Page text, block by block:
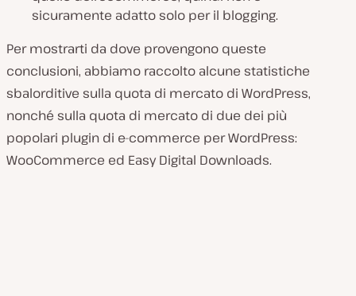
sicuramente adatto solo per il blogging.
Per mostrarti da dove provengono queste
conclusioni, abbiamo raccolto alcune statistiche
sbalorditive sulla quota di mercato di WordPress,
nonché sulla quota di mercato di due dei più
popolari plugin di e-commerce per WordPress:
WooCommerce ed Easy Digital Downloads.